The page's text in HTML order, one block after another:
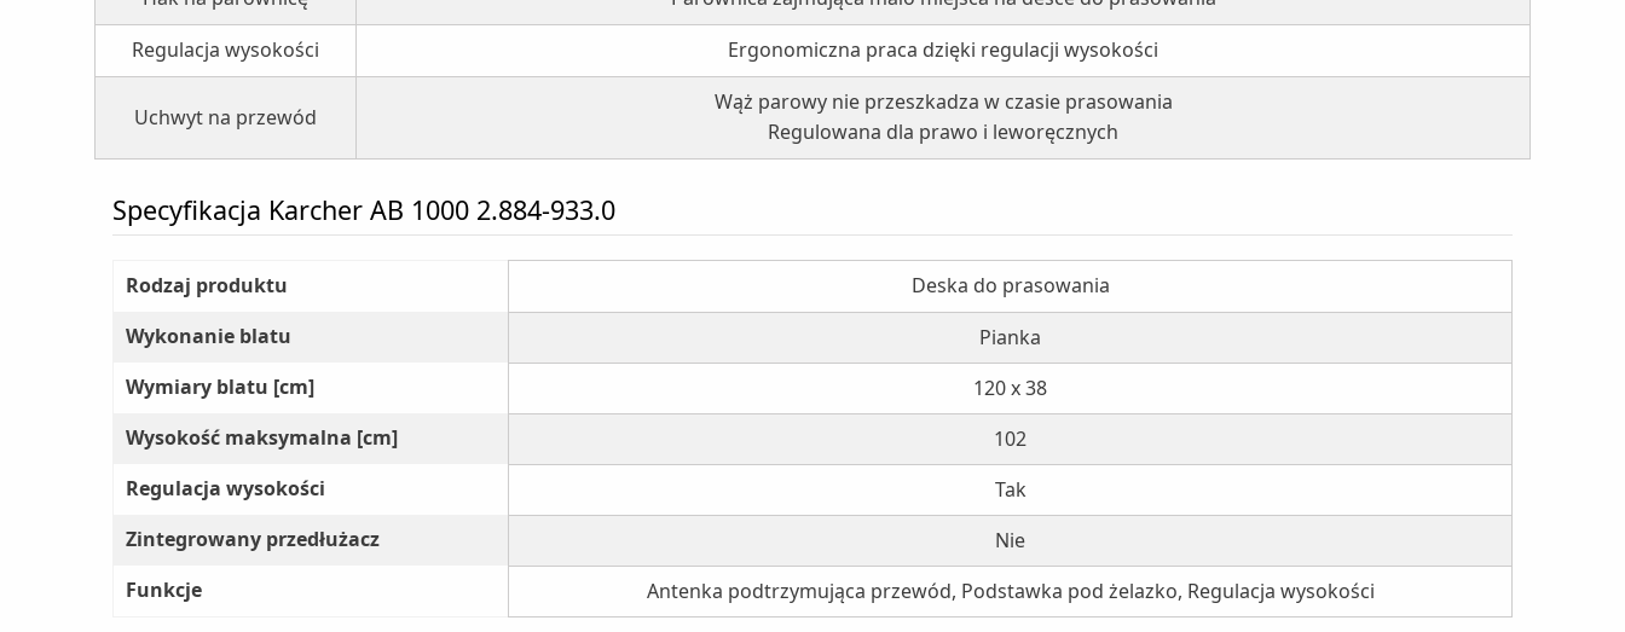
Regulacja wysokości
Ergonomiczna praca dzięki regulacji wysokości
Uchwyt na przewód
Wąż parowy nie przeszkadza w czasie prasowania
Regulowana dla prawo i leworęcznych
Specyfikacja Karcher AB 1000 2.884-933.0
Rodzaj produktu
Deska do prasowania
Wykonanie blatu
Pianka
Wymiary blatu [cm]
120 x 38
Wysokość maksymalna [cm]
102
Regulacja wysokości
Tak
Zintegrowany przedłużacz
Nie
Funkcje
Antenka podtrzymująca przewód, Podstawka pod żelazko, Regulacja wysokości